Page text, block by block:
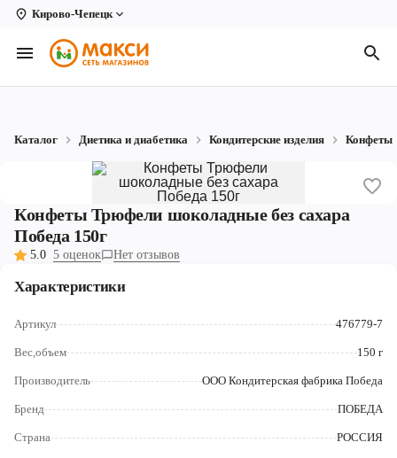
Кирово-Чепецк
Вологда
Архангельск
Коряжма
Котлас
Новодвинск
Рыбинск
Череповец
Ярославль
Каталог Диетика и диабетика Кондитерские изделия Конфеты
Конфеты Трюфели шоколадные без сахара
Победа 150г
5.0 5 оценок Нет отзывов
Характеристики
Артикул 476779-7
Вес,объем 150 г
Производитель ООО Кондитерская фабрика Победа
Бренд ПОБЕДА
Страна РОССИЯ